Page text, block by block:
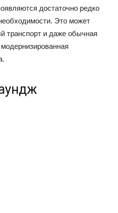
достаточно редко
Это может
транспорт и даже обычная